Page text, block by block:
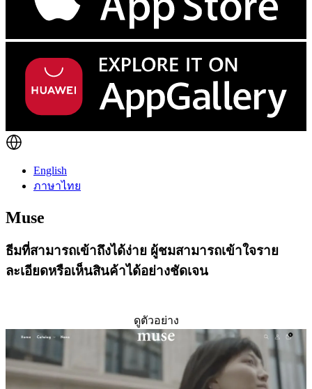
English
ภาษาไทย
Muse
ธีมที่สามารถเข้าถึงได้ง่าย ผู้ชมสามารถเข้าใจราย
ละเอียดหรือเห็นสินค้าได้อย่างชัดเจน
ดูตัวอย่าง